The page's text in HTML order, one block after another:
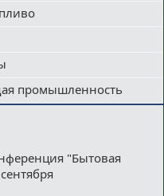
промышленность
"Бытовая